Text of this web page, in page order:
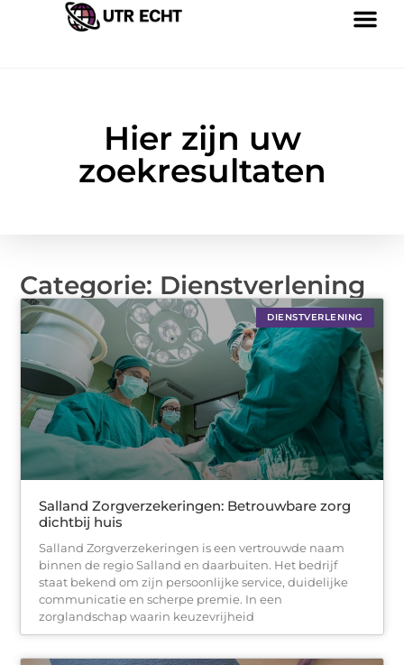
Hier zijn uw
zoekresultaten
Categorie: Dienstverlening
DIENSTVERLENING
Salland Zorgverzekeringen: Betrouwbare zorg
dichtbij huis
Salland Zorgverzekeringen is een vertrouwde naam
binnen de regio Salland en daarbuiten. Het bedrijf
staat bekend om zijn persoonlijke service, duidelijke
communicatie en scherpe premie. In een
zorglandschap waarin keuzevrijheid